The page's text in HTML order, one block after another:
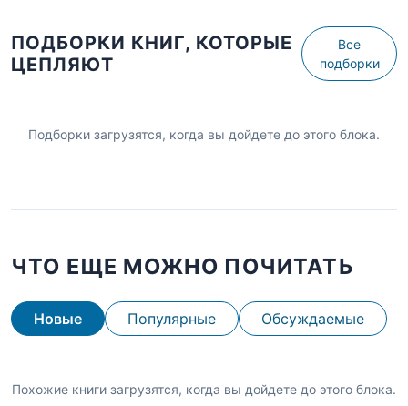
ПОДБОРКИ КНИГ, КОТОРЫЕ
ЦЕПЛЯЮТ
Все
подборки
Подборки загрузятся, когда вы дойдете до этого блока.
ЧТО ЕЩЕ МОЖНО ПОЧИТАТЬ
Новые Популярные Обсуждаемые
Похожие книги загрузятся, когда вы дойдете до этого блока.